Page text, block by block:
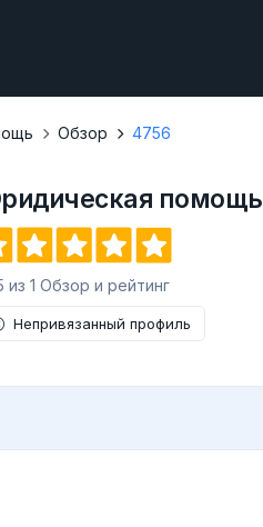
Обзор 4756
помощь
из 1 Обзор и рейтинг
Непривязанный профиль